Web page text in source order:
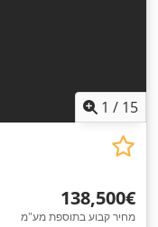
1 / 15
‏138,500 ‏€
מחיר קבוע בתוספת מע"מ